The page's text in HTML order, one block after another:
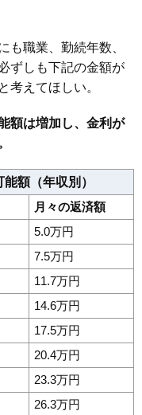
職業、勤続年数、
ずしも下記の金額が
考えてほしい。
額は増加し、金利が
額（年収別）
月々の返済額
5.0万円
7.5万円
11.7万円
14.6万円
17.5万円
20.4万円
23.3万円
26.3万円